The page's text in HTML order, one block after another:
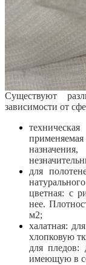
Существуют
зависимости от
для
цветная: с
нее.
м2;
халатная:
хлопковую
для пледов:
имеющую в